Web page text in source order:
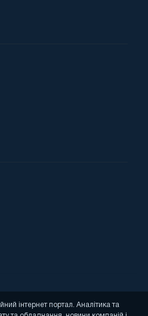
інтернет портал. Аналітика та